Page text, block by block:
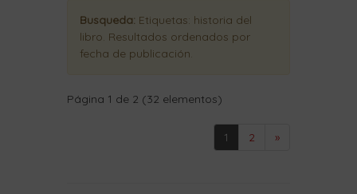
Busqueda: Etiquetas: historia del
libro. Resultados ordenados por
fecha de publicación.
Página 1 de 2 (32 elementos)
1 2 »